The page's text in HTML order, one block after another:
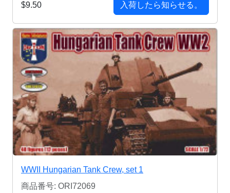
$9.50
入荷したら知らせる。
WWII Hungarian Tank Crew, set 1
商品番号: ORI72069